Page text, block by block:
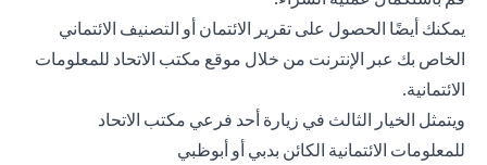
يمكنك أيضًا الحصول على تقرير الائتمان أو التصنيف الائتماني
الخاص بك عبر الإنترنت من خلال موقع مكتب الاتحاد للمعلومات
الائتمانية.
ويتمثل الخيار الثالث في زيارة أحد فرعي مكتب الاتحاد
للمعلومات الائتمانية الكائن بدبي أو أبوظبي